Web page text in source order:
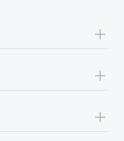
+
+
+